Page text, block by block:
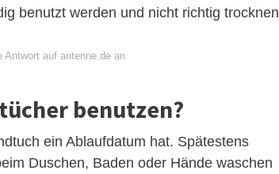
benutzt werden und nicht richtig trocknen
auf antenne.de an
benutzen?
ein Ablaufdatum hat. Spätestens
Duschen, Baden oder Hände waschen